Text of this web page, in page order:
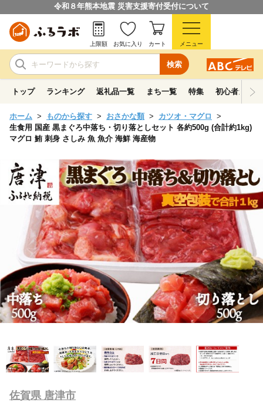
令和８年熊本地震 災害支援寄付受付について
検索
上限額 お気に入り カート メニュー
トップ ランキング 返礼品一覧 まち一覧 特集 初心者ガイド
ホーム ものから探す おさかな類
カツオ・マグロ
生食用 国産 黒まぐろ中落ち・切り落としセット 各約500g (合計約1kg)
マグロ 鮪 刺身 さしみ 魚 魚介 海鮮 海産物
佐賀県 唐津市